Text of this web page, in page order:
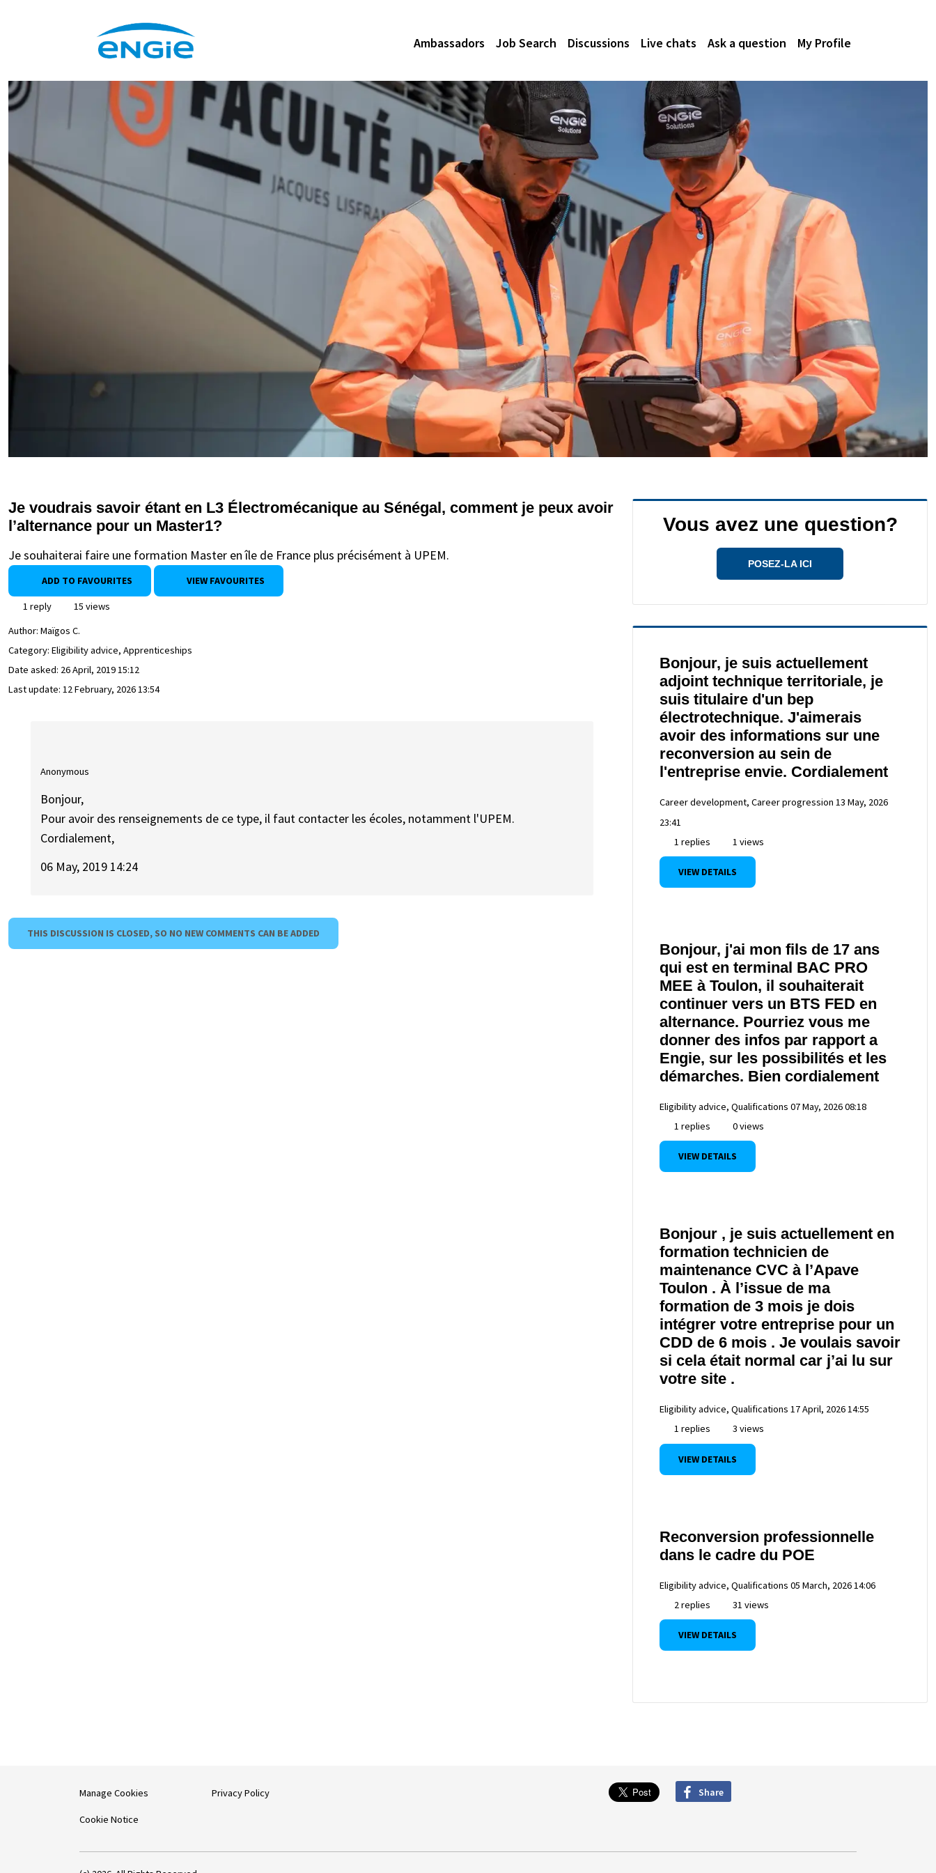
Ambassadors Job Search Discussions Live chats Ask a question My Profile
Je voudrais savoir étant en L3 Électromécanique au Sénégal, comment je peux avoir
l’alternance pour un Master1?
Je souhaiterai faire une formation Master en île de France plus précisément à UPEM.
ADD TO FAVOURITES VIEW FAVOURITES
1 reply
15 views
Author: Maïgos C.
Category: Eligibility advice, Apprenticeships
Date asked: 26 April, 2019 15:12
Last update: 12 February, 2026 13:54
Anonymous
Bonjour,
Pour avoir des renseignements de ce type, il faut contacter les écoles, notamment l'UPEM.
Cordialement,
06 May, 2019 14:24
THIS DISCUSSION IS CLOSED, SO NO NEW COMMENTS CAN BE ADDED
Vous avez une question?
POSEZ-LA ICI
Bonjour, je suis actuellement
adjoint technique territoriale, je
suis titulaire d'un bep
électrotechnique. J'aimerais
avoir des informations sur une
reconversion au sein de
l'entreprise envie. Cordialement
Career development, Career progression 13 May, 2026
23:41
1 replies
1 views
VIEW DETAILS
Bonjour, j'ai mon fils de 17 ans
qui est en terminal BAC PRO
MEE à Toulon, il souhaiterait
continuer vers un BTS FED en
alternance. Pourriez vous me
donner des infos par rapport a
Engie, sur les possibilités et les
démarches. Bien cordialement
Eligibility advice, Qualifications 07 May, 2026 08:18
1 replies
0 views
VIEW DETAILS
Bonjour , je suis actuellement en
formation technicien de
maintenance CVC à l’Apave
Toulon . À l’issue de ma
formation de 3 mois je dois
intégrer votre entreprise pour un
CDD de 6 mois . Je voulais savoir
si cela était normal car j’ai lu sur
votre site .
Eligibility advice, Qualifications 17 April, 2026 14:55
1 replies
3 views
VIEW DETAILS
Reconversion professionnelle
dans le cadre du POE
Eligibility advice, Qualifications 05 March, 2026 14:06
2 replies
31 views
VIEW DETAILS
Manage Cookies
Cookie Notice
Privacy Policy Share